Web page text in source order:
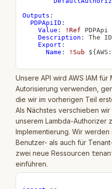
Outputs :
PDPApiID :
Value : !Ref PDPApi
Description :
The
Export :
Name : !Sub ${AWS :
Unsere API wird AWS IAM
Autorisierung verwenden,
die wir im vorherigen Teil
Als Nächstes verschieben
unserem Lambda-Authorizer
Implementierung. Wir
Benutzer- als auch für
zwei neue Ressourcen
einführen.